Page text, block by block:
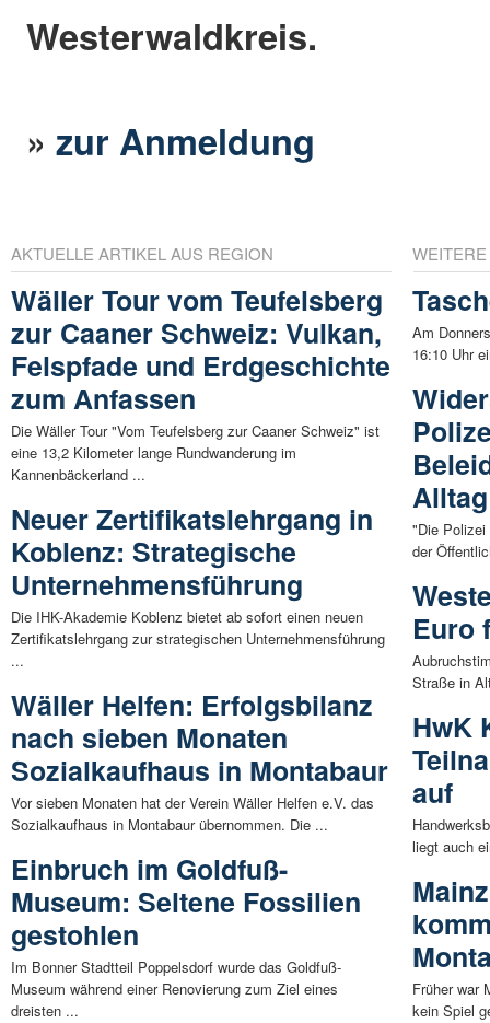
Westerwaldkreis.
»zur Anmeldung
AKTUELLE ARTIKEL AUS REGION
Wäller Tour vom Teufelsberg
zur Caaner Schweiz: Vulkan,
Felspfade und Erdgeschichte
zum Anfassen
Die Wäller Tour "Vom Teufelsberg zur Caaner Schweiz" ist
eine 13,2 Kilometer lange Rundwanderung im
Kannenbäckerland ...
Neuer Zertifikatslehrgang in
Koblenz: Strategische
Unternehmensführung
Die IHK-Akademie Koblenz bietet ab sofort einen neuen
Zertifikatslehrgang zur strategischen Unternehmensführung
...
Wäller Helfen: Erfolgsbilanz
nach sieben Monaten
Sozialkaufhaus in Montabaur
Vor sieben Monaten hat der Verein Wäller Helfen e.V. das
Sozialkaufhaus in Montabaur übernommen. Die ...
Einbruch im Goldfuß-
Museum: Seltene Fossilien
gestohlen
Im Bonner Stadtteil Poppelsdorf wurde das Goldfuß-
Museum während einer Renovierung zum Ziel eines
dreisten ...
Am
16:10 Uhr
Alltag
"Die
der
Euro
Straße in
HwK
auf
liegt auch
Früher war
kein Spiel